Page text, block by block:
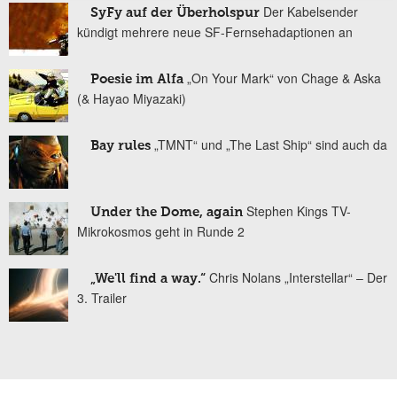
SyFy auf der Überholspur Der Kabelsender
kündigt mehrere neue SF-Fernsehadaptionen an
Poesie im Alfa „On Your Mark“ von Chage & Aska
(& Hayao Miyazaki)
Bay rules „TMNT“ und „The Last Ship“ sind auch da
Under the Dome, again Stephen Kings TV-
Mikrokosmos geht in Runde 2
„We'll find a way.“ Chris Nolans „Interstellar“ – Der
3. Trailer